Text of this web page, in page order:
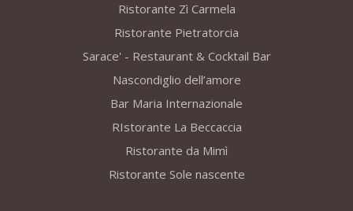
Ristorante Zì Carmela
Ristorante Pietratorcia
Sarace' - Restaurant & Cocktail Bar
Nascondiglio dell’amore
Bar Maria Internazionale
RIstorante La Beccaccia
Ristorante da Mimì
Ristorante Sole nascente